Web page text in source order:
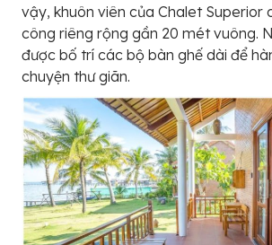
vậy, khuôn viên của Chalet Superior
công riêng rộng gần 20 mét vuông.
được bố trí các bộ bàn ghế dài để
chuyện thư giãn.